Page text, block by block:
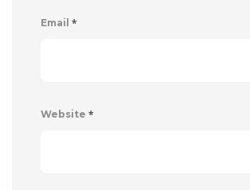
Email *
Website *